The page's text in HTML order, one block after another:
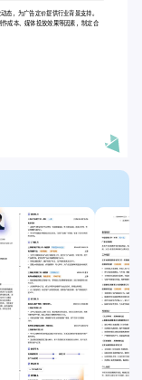
态，为广告定价提供行业背景支持。
成本、媒体投放效果等因素，制定合